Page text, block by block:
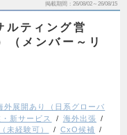
掲載期間 26/08/02～26/08/15
ルティング営
メンバー～リ
外展開あり（日系グローバ
新サービス
海外出張
未経験可）
CxO候補